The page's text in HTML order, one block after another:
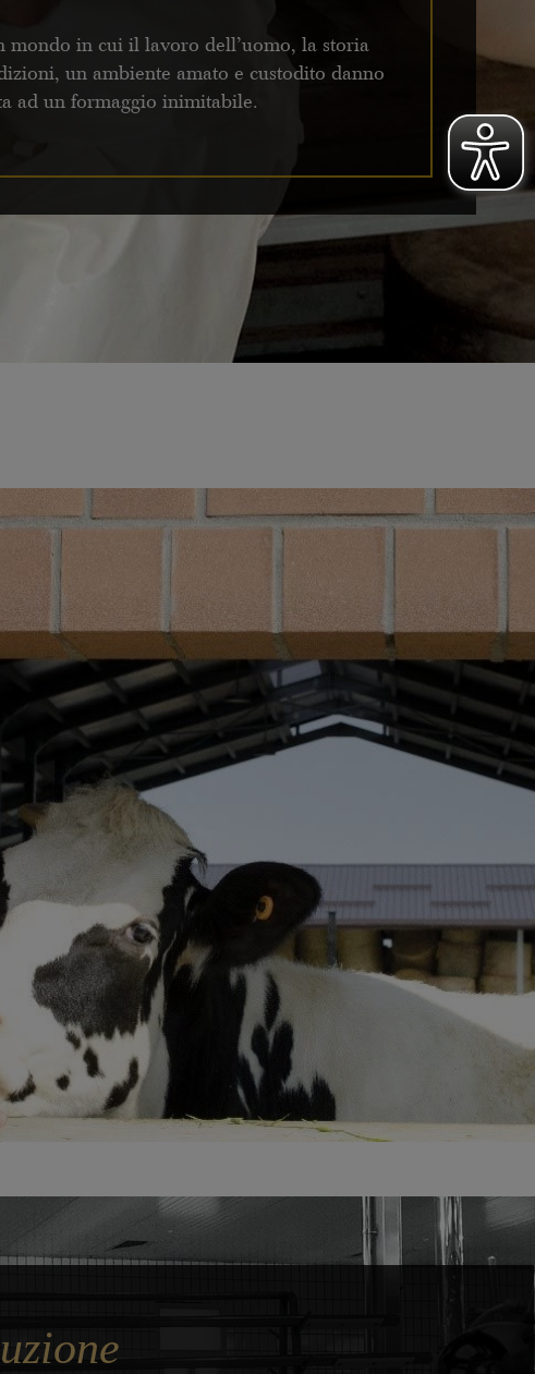
mondo in cui il lavoro dell’uomo, la storia
un ambiente amato e custodito danno
ad un formaggio inimitabile.